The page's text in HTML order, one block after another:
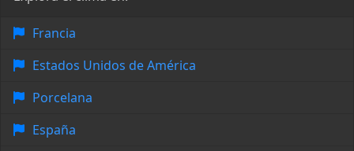
Francia
Estados Unidos de América
Porcelana
España